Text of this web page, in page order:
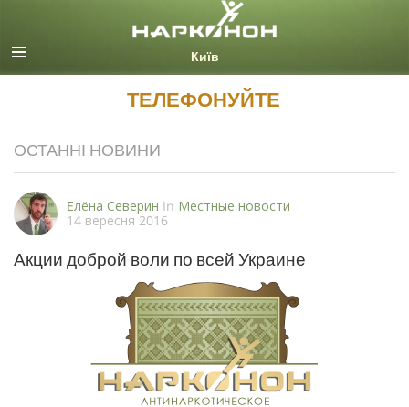
ТЕЛЕФОНУЙТЕ
ОСТАННІ НОВИНИ
Eлёна Северин In Местные новости
14 вересня 2016
Акции доброй воли по всей Украине